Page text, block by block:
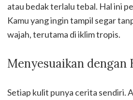
atau bedak terlalu tebal. Hal ini
Kamu yang ingin tampil segar
wajah, terutama di iklim tropis.
Menyesuaikan
Setiap kulit punya cerita sendiri.